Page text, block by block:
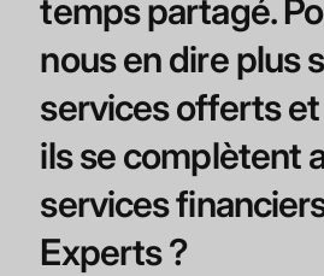
temps partagé.
nous en dire plus
services offerts
ils se complètent
services
Experts ?